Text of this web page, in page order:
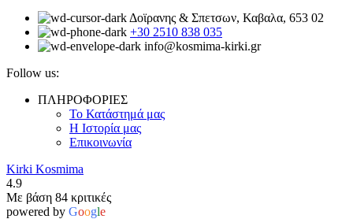
Δοϊρανης & Σπετσων, Καβαλα, 653 02
+30 2510 838 035
info@kosmima-kirki.gr
Follow us:
ΠΛΗΡΟΦΟΡΙΕΣ
Το Κατάστημά μας
Η Ιστορία μας
Επικοινωνία
Kirki Kosmima
4.9
Με βάση 84 κριτικές
powered by Google